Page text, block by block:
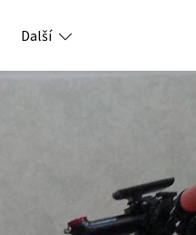
Další